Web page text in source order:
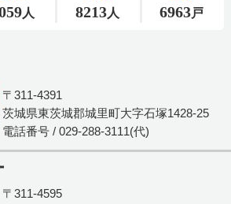
〒311-4391
茨城県東茨城郡城里町大字石塚1428-25
電話番号 / 029-288-3111(代)
〒311-4595